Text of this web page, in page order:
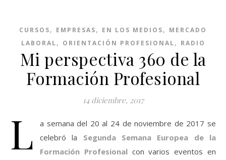
CURSOS, EMPRESAS, EN LOS MEDIOS, MERCADO
LABORAL, ORIENTACIÓN PROFESIONAL, RADIO
Mi perspectiva 360 de la
Formación Profesional
14 diciembre, 2017
L
a semana del 20 al 24 de noviembre de 2017 se
celebró la Segunda Semana Europea de la
Formación Profesional con varios eventos en